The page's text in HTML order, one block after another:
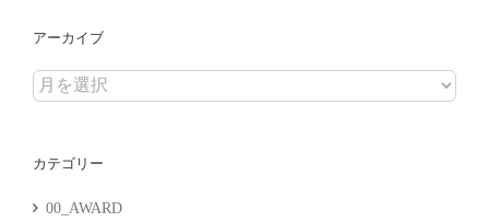
アーカイブ
ア
イ
カテゴリー
00_AWARD